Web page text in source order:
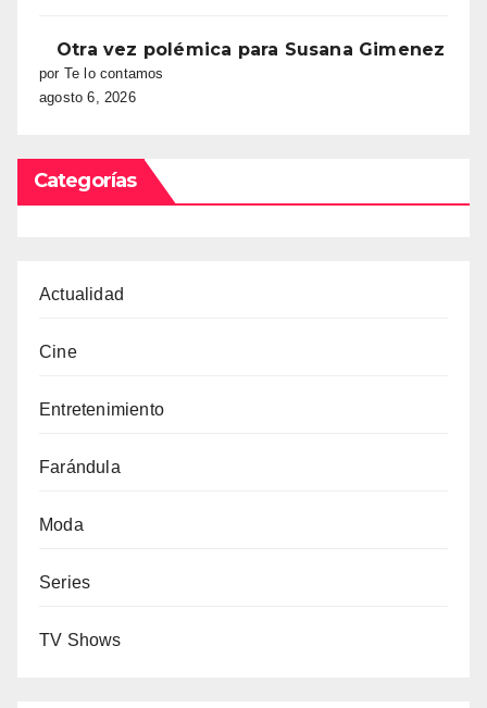
Otra vez polémica para Susana Gimenez
por Te lo contamos
agosto 6, 2026
Categorías
Actualidad
Cine
Entretenimiento
Farándula
Moda
Series
TV Shows